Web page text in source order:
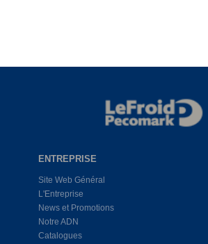
ENTREPRISE
Site Web Général
L'Entreprise
News et Promotions
Notre ADN
Catalogues